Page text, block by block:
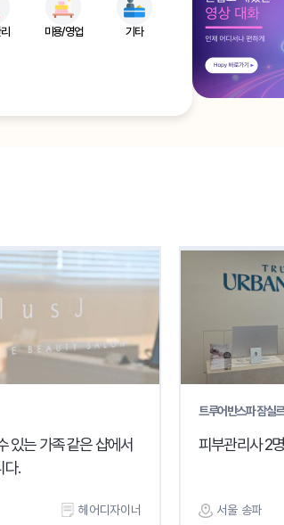
미용/영업 기타
있는 가족 같은 샵에서
다.
헤어디자이너
트루어반스파 잠실
피부관리사 2
서울 송파